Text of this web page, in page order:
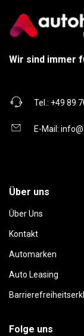
Wir sind immer
Tel.: +49 89
E-Mail:
Über uns
Über Uns
Kontakt
Automarken
Auto Leasing
Folge uns